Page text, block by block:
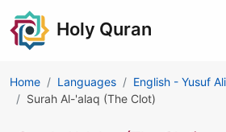
Holy Quran
Home Languages
English - Yusuf Ali
Surah Al-'alaq (The Clot)